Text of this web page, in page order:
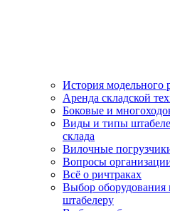
История модельного
Аренда складской
Боковые и
Виды и типы
склада
Вилочные
Вопросы
Всё о ричтраках
Выбор
штабелеру